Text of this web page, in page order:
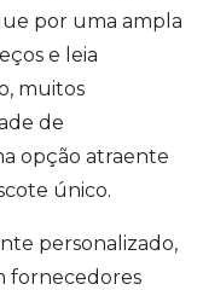
por uma ampla
e leia
muitos
de
opção atraente
único.
personalizado,
fornecedores